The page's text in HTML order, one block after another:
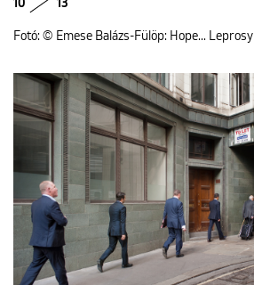
10 13
Fotó: © Emese Balázs-Fülöp: Hope... Leprosy